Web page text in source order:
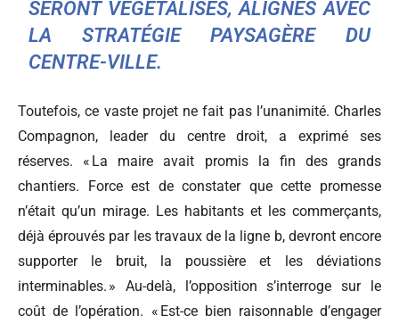
SERONT VÉGÉTALISÉS, ALIGNÉS AVEC
LA STRATÉGIE PAYSAGÈRE DU
CENTRE-VILLE.
Toutefois, ce vaste projet ne fait pas l’unanimité. Charles
Compagnon, leader du centre droit, a exprimé ses
réserves. « La maire avait promis la fin des grands
chantiers. Force est de constater que cette promesse
n’était qu’un mirage. Les habitants et les commerçants,
déjà éprouvés par les travaux de la ligne b, devront encore
supporter le bruit, la poussière et les déviations
interminables. » Au-delà, l’opposition s’interroge sur le
coût de l’opération. « Est-ce bien raisonnable d’engager